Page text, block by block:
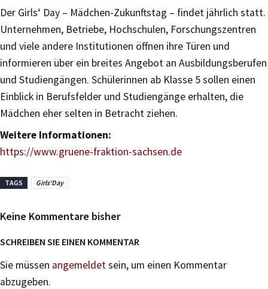
Der Girls‘ Day – Mädchen-Zukunftstag – findet jährlich statt.
Unternehmen, Betriebe, Hochschulen, Forschungszentren
und viele andere Institutionen öffnen ihre Türen und
informieren über ein breites Angebot an Ausbildungsberufen
und Studiengängen. Schülerinnen ab Klasse 5 sollen einen
Einblick in Berufsfelder und Studiengänge erhalten, die
Mädchen eher selten in Betracht ziehen.
Weitere Informationen:
https://www.gruene-fraktion-sachsen.de
TAGS Girls‘Day
Keine Kommentare bisher
SCHREIBEN SIE EINEN KOMMENTAR
Sie müssen angemeldetsein, um einen Kommentar
abzugeben.